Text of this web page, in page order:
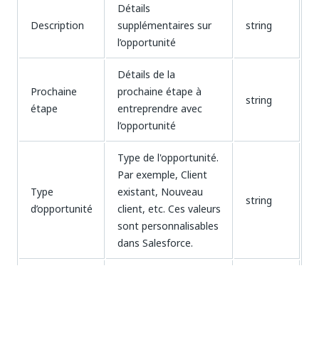
Description
Détails
supplémentaires sur
l’opportunité
string
Prochaine
étape
Détails de la
prochaine étape à
entreprendre avec
l’opportunité
string
Type
d’opportunité
Type de l'opportunité.
Par exemple, Client
existant, Nouveau
client, etc. Ces valeurs
sont personnalisables
dans Salesforce.
string